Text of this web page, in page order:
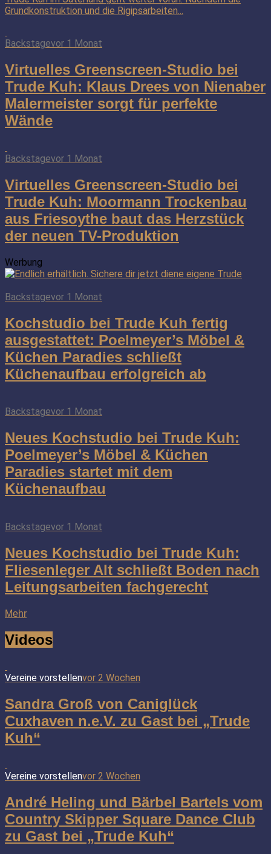
Grundkonstruktion und die Rigipsarbeiten...
Backstagevor 1 Monat
Virtuelles Greenscreen-Studio bei
Trude Kuh: Klaus Drees von Nienaber
Malermeister sorgt für perfekte
Wände
Backstagevor 1 Monat
Virtuelles Greenscreen-Studio bei
Trude Kuh: Moormann Trockenbau
aus Friesoythe baut das Herzstück
der neuen TV-Produktion
Werbung
Backstagevor 1 Monat
Kochstudio bei Trude Kuh fertig
ausgestattet: Poelmeyer’s Möbel &
Küchen Paradies schließt
Küchenaufbau erfolgreich ab
Backstagevor 1 Monat
Neues Kochstudio bei Trude Kuh:
Poelmeyer’s Möbel & Küchen
Paradies startet mit dem
Küchenaufbau
Backstagevor 1 Monat
Neues Kochstudio bei Trude Kuh:
Fliesenleger Alt schließt Boden nach
Leitungsarbeiten fachgerecht
Mehr
Videos
Vereine vorstellenvor 2 Wochen
Sandra Groß von Caniglück
Cuxhaven n.e.V. zu Gast bei „Trude
Kuh“
Vereine vorstellenvor 2 Wochen
André Heling und Bärbel Bartels vom
Country Skipper Square Dance Club
zu Gast bei „Trude Kuh“